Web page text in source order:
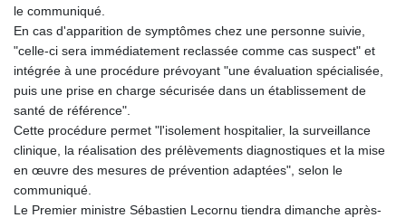
le communiqué.
En cas d'apparition de symptômes chez une personne suivie,
"celle-ci sera immédiatement reclassée comme cas suspect" et
intégrée à une procédure prévoyant "une évaluation spécialisée,
puis une prise en charge sécurisée dans un établissement de
santé de référence".
Cette procédure permet "l'isolement hospitalier, la surveillance
clinique, la réalisation des prélèvements diagnostiques et la mise
en œuvre des mesures de prévention adaptées", selon le
communiqué.
Le Premier ministre Sébastien Lecornu tiendra dimanche après-